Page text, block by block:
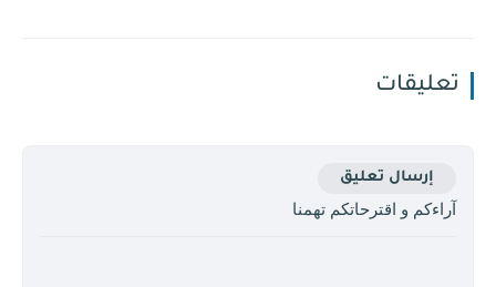
تعليقات
إرسال تعليق
آراءكم و اقترحاتكم تهمنا